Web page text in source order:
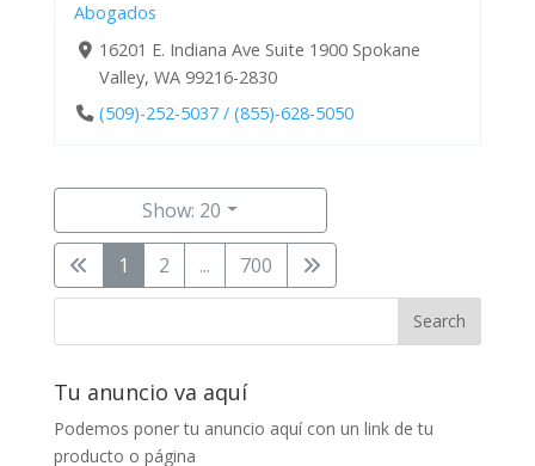
Abogados
16201 E. Indiana Ave Suite 1900 Spokane
Valley, WA 99216-2830
(509)-252-5037 / (855)-628-5050
Show: 20
1 2 ... 700
Tu anuncio va aquí
Podemos poner tu anuncio aquí con un link de tu
producto o página